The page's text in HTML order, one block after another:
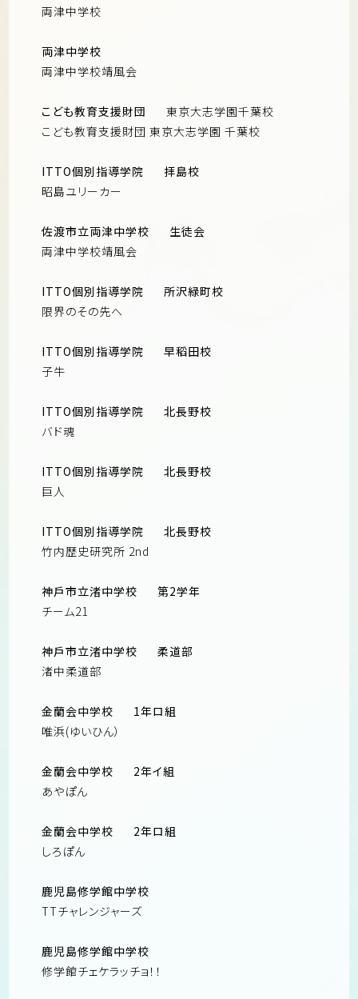
両津中学校
両津中学校
両津中学校靖風会
こども教育支援財団
東京大志学園千葉校
こども教育支援財団 東京大志学園 千葉校
ITTO個別指導学院
拝島校
昭島ユリーカー
佐渡市立両津中学校
生徒会
両津中学校靖風会
ITTO個別指導学院
所沢緑町校
限界のその先へ
ITTO個別指導学院
早稻田校
子牛
ITTO個別指導学院
北長野校
バド魂
ITTO個別指導学院
北長野校
巨人
ITTO個別指導学院
北長野校
竹内歷史研究所 2nd
神戶市立渚中学校
第2学年
チーム21
神戶市立渚中学校
柔道部
渚中柔道部
金蘭会中学校
1年ロ組
唯浜(ゆいひん）
金蘭会中学校
2年イ組
あやぽん
金蘭会中学校
2年ロ組
しろぽん
鹿児島修学館中学校
TTチャレンジャーズ
鹿児島修学館中学校
修学館チェケラッチョ！！